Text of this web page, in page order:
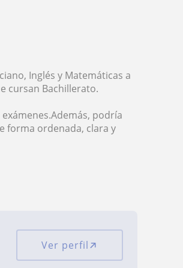
Inglés y Matemáticas a
cursan Bachillerato.
podría
forma ordenada, clara y
Ver perfil